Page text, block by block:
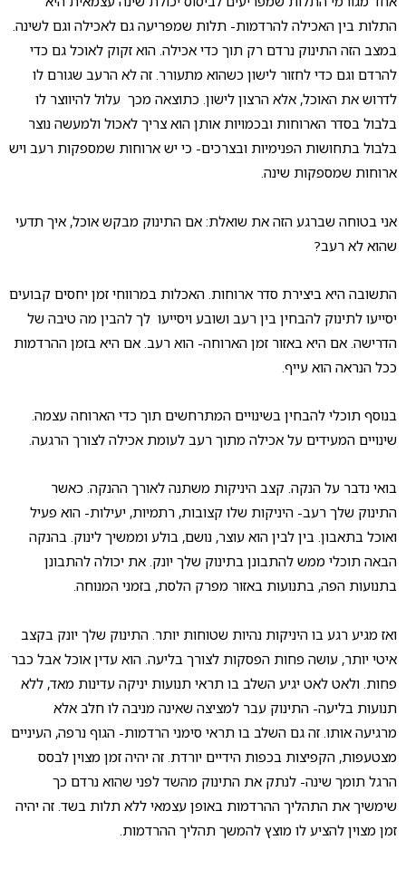
התלות בין האכילה להרדמות- תלות שמפריעה גם לאכילה וגם לשינה.
במצב הזה התינוק נרדם רק תוך כדי אכילה. הוא זקוק לאוכל גם כדי
להרדם וגם כדי לחזור לישון כשהוא מתעורר. זה לא הרעב שגורם לו
לדרוש את האוכל, אלא הרצון לישון. כתוצאה מכך עלול להיווצר לו
בלבול בסדר הארוחות ובכמויות אותן הוא צריך לאכול ולמעשה נוצר
בלבול בתחושות הפנימיות ובצרכים- כי יש ארוחות שמספקות רעב ויש
ארוחות שמספקות שינה.
אני בטוחה שברגע הזה את שואלת: אם התינוק מבקש אוכל, איך תדעי
שהוא לא רעב?
התשובה היא ביצירת סדר ארוחות. האכלות במרווחי זמן יחסים קבועים
יסייעו לתינוק להבחין בין רעב ושובע ויסייעו לך להבין מה טיבה של
הדרישה. אם היא באזור זמן הארוחה- הוא רעב. אם היא בזמן ההרדמות
ככל הנראה הוא עייף.
בנוסף תוכלי להבחין בשינויים המתרחשים תוך כדי הארוחה עצמה.
שינויים המעידים על אכילה מתוך רעב לעומת אכילה לצורך הרגעה.
בואי נדבר על הנקה. קצב היניקות משתנה לאורך ההנקה. כאשר
התינוק שלך רעב- היניקות שלו קצובות, רתמיות, יעילות- הוא פעיל
ואוכל בתאבון. בין לבין הוא עוצר, נושם, בולע וממשיך לינוק. בהנקה
הבאה תוכלי ממש להתבונן בתינוק שלך יונק. את יכולה להתבונן
בתנועות הפה, בתנועות באזור מפרק הלסת, בזמני המנוחה.
ואז מגיע רגע בו היניקות נהיות שטוחות יותר. התינוק שלך יונק בקצב
איטי יותר, עושה פחות הפסקות לצורך בליעה. הוא עדין אוכל אבל כבר
פחות. ולאט לאט יגיע השלב בו תראי תנועות יניקה עדינות מאד, ללא
תנועות בליעה- התינוק עבר למציצה שאינה מניבה לו חלב אלא
מרגיעה אותו. זה גם השלב בו תראי סימני הרדמות- הגוף נרפה, העיניים
מצטעפות, הקפיצות בכפות הידיים יורדת. זה יהיה זמן מצוין לבסס
הרגל תומך שינה- לנתק את התינוק מהשד לפני שהוא נרדם כך
שימשיך את התהליך ההרדמות באופן עצמאי ללא תלות בשד. זה יהיה
זמן מצוין להציע לו מוצץ להמשך תהליך ההרדמות.